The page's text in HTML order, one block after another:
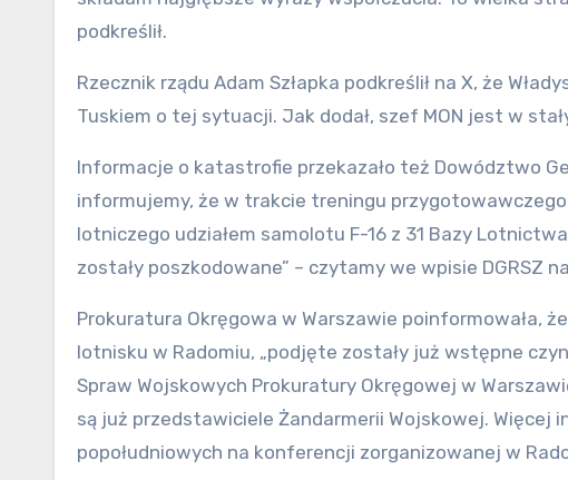
podkreślił.
Rzecznik rządu Adam Szłapka podkreślił na X, że
Tuskiem o tej sytuacji. Jak dodał, szef MON jest w
Informacje o katastrofie przekazało też Dowództwo
informujemy, że w trakcie treningu
lotniczego udziałem samolotu F-16 z 31 Bazy
zostały poszkodowane” – czytamy we wpisie DGRSZ
Prokuratura Okręgowa w Warszawie poinformowała,
lotnisku w Radomiu, „podjęte zostały już wstępne
Spraw Wojskowych Prokuratury Okręgowej w
są już przedstawiciele Żandarmerii Wojskowej.
popołudniowych na konferencji zorganizowanej w